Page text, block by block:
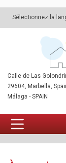
Sélectionnez la
Calle de Las
29604, Marbella,
Málaga - SPAIN